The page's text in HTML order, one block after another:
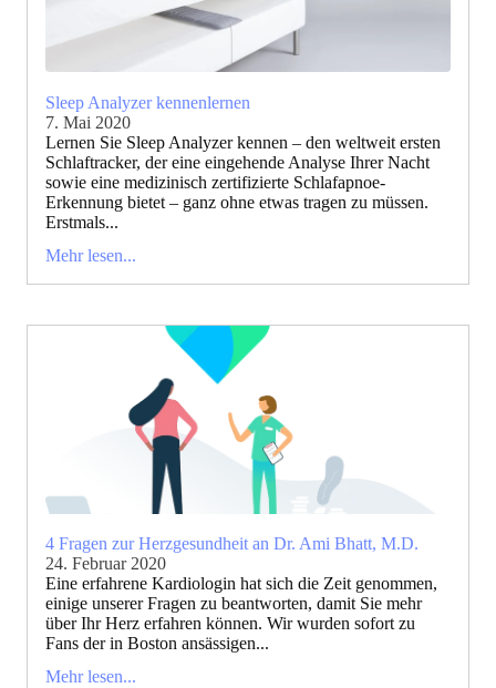
Sleep Analyzer kennenlernen
7. Mai 2020
Lernen Sie Sleep Analyzer kennen – den weltweit ersten
Schlaftracker, der eine eingehende Analyse Ihrer Nacht
sowie eine medizinisch zertifizierte Schlafapnoe-
Erkennung bietet – ganz ohne etwas tragen zu müssen.
Erstmals...
Mehr lesen...
4 Fragen zur Herzgesundheit an Dr. Ami Bhatt, M.D.
24. Februar 2020
Eine erfahrene Kardiologin hat sich die Zeit genommen,
einige unserer Fragen zu beantworten, damit Sie mehr
über Ihr Herz erfahren können. Wir wurden sofort zu
Fans der in Boston ansässigen...
Mehr lesen...